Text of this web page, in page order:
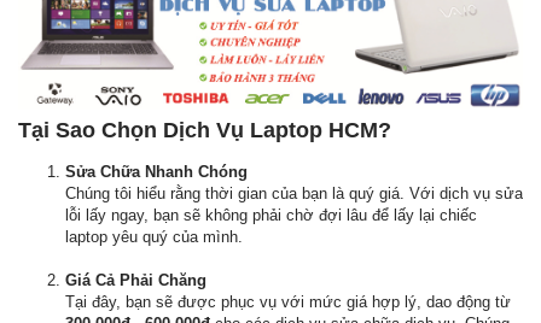
Tại Sao Chọn Dịch Vụ Laptop HCM?
Sửa Chữa Nhanh Chóng
Chúng tôi hiểu rằng thời gian của bạn là quý giá. Với dịch vụ sửa
lỗi lấy ngay, bạn sẽ không phải chờ đợi lâu để lấy lại chiếc
laptop yêu quý của mình.
Giá Cả Phải Chăng
Tại đây, bạn sẽ được phục vụ với mức giá hợp lý, dao động từ